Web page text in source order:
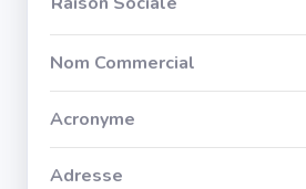
Nom Commercial
Acronyme
Adresse